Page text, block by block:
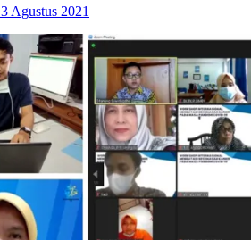
3 Agustus 2021